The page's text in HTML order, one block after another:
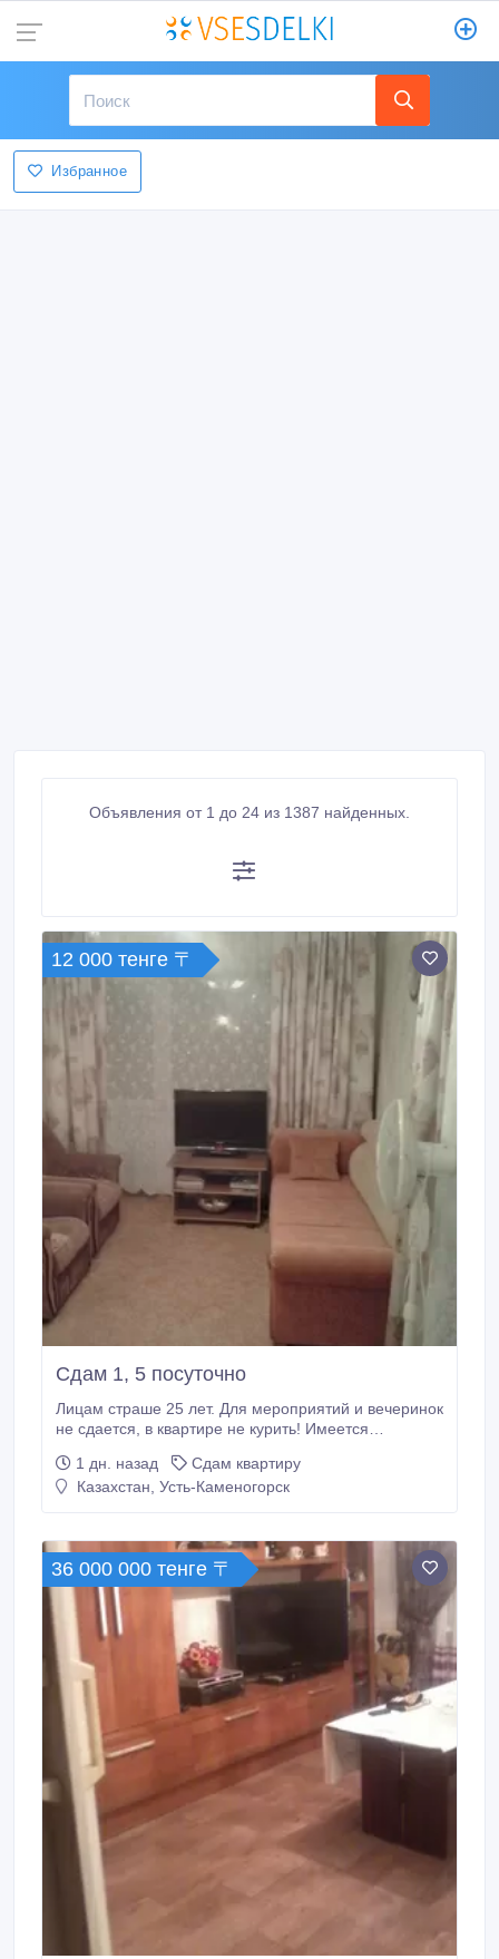
Избранное
Объявления от 1 до 24 из 1387 найденных.
12 000 тенге 〒
Сдам 1, 5 посуточно
Лицам страше 25 лет. Для мероприятий и вечеринок
не сдается, в квартире не курить! Имеется
спальных места. Двухспальная кровать и
односпальный диван. Имеется вся бытовая техника,
мост через Ульбу.
1 дн. назад
Сдам квартиру
Казахстан, Усть-Каменогорск
36 000 000 тенге 〒